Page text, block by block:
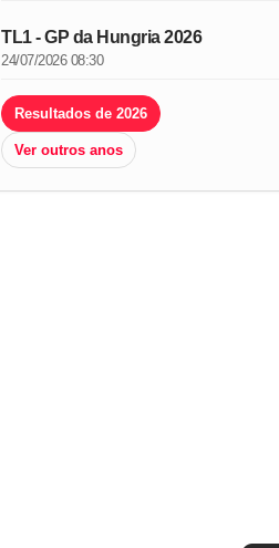
TL1 - GP da Hungria 2026
24/07/2026 08:30
Resultados de 2026
Ver outros anos